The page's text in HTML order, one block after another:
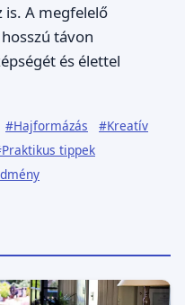
is. A megfelelő
távon
és élettel
#Hajformázás
#Kreatív
tippek